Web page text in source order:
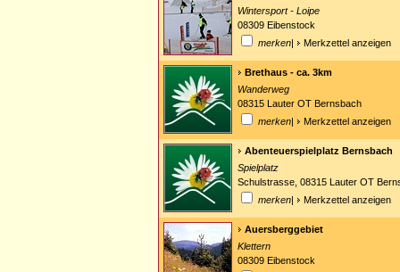
Wintersport - Loipe
08309 Eibenstock
merken| Merkzettel anzeigen
Brethaus - ca. 3km
Wanderweg
08315 Lauter OT Bernsbach
merken| Merkzettel anzeigen
Abenteuerspielplatz Bernsbach
Spielplatz
Schulstrasse, 08315 Lauter OT
merken| Merkzettel anzeigen
Auersberggebiet
Klettern
08309 Eibenstock